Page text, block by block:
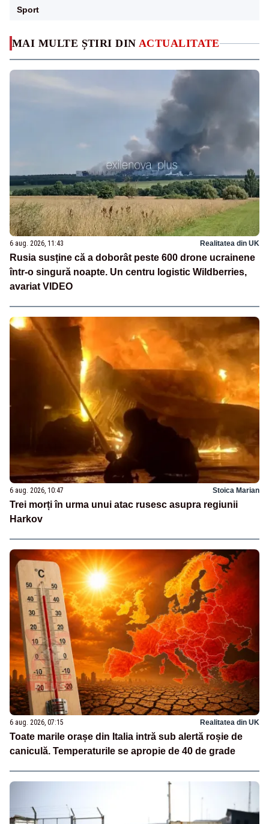
MAI MULTE ȘTIRI DIN ACTUALITATE
6 aug. 2026, 11:43 Realitatea din UK
Rusia susține că a doborât peste 600 drone ucrainene
într-o singură noapte. Un centru logistic Wildberries,
avariat VIDEO
6 aug. 2026, 10:47 Stoica Marian
Trei morți în urma unui atac rusesc asupra regiunii
Harkov
6 aug. 2026, 07:15 Realitatea din UK
Toate marile orașe din Italia intră sub alertă roșie de
caniculă. Temperaturile se apropie de 40 de grade
Sport